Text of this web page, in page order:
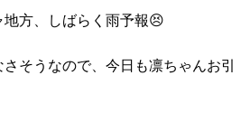
方、しばらく雨予報😣
そうなので、今日も凛ちゃんお引